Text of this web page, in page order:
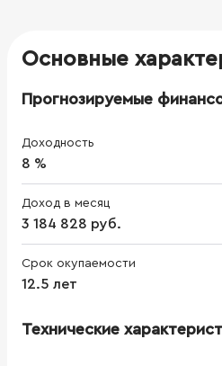
Основные
Прогнозируемые
Доходность
8 %
Доход в месяц
3 184 828 руб.
Срок окупаемости
12.5 лет
Технические